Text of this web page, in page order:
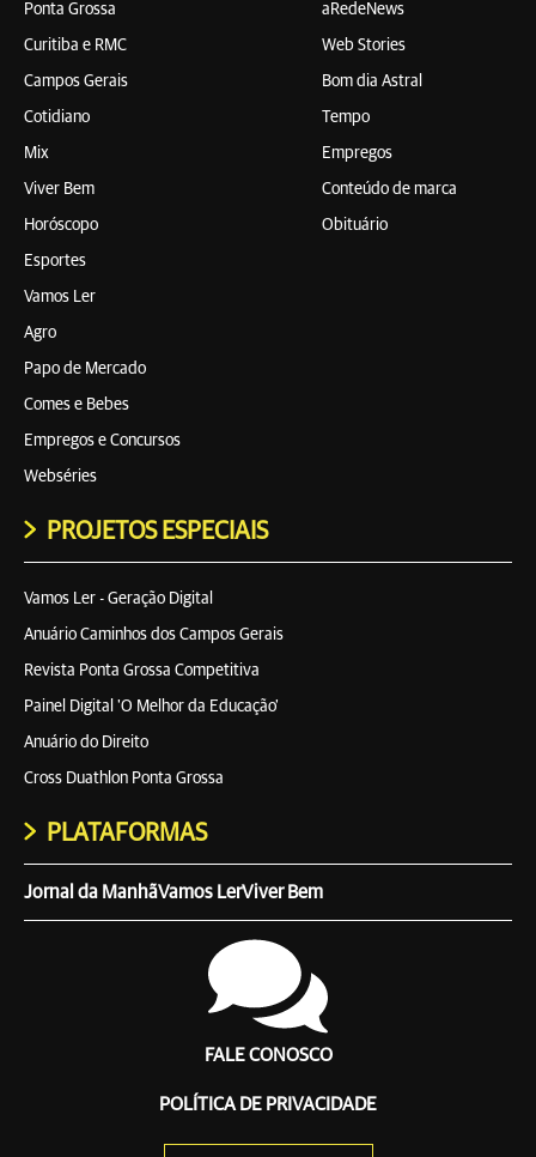
Ponta Grossa
Curitiba e RMC
Campos Gerais
Cotidiano
Mix
Viver Bem
Horóscopo
Esportes
Vamos Ler
Agro
Papo de Mercado
Comes e Bebes
Empregos e Concursos
Webséries
aRedeNews
Web Stories
Bom dia Astral
Tempo
Empregos
Conteúdo de marca
Obituário
PROJETOS ESPECIAIS
Vamos Ler - Geração Digital
Anuário Caminhos dos Campos Gerais
Revista Ponta Grossa Competitiva
Painel Digital 'O Melhor da Educação'
Anuário do Direito
Cross Duathlon Ponta Grossa
PLATAFORMAS
Jornal da ManhãVamos LerViver Bem
FALE CONOSCO
POLÍTICA DE PRIVACIDADE